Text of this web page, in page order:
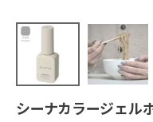
シーナカラージェル